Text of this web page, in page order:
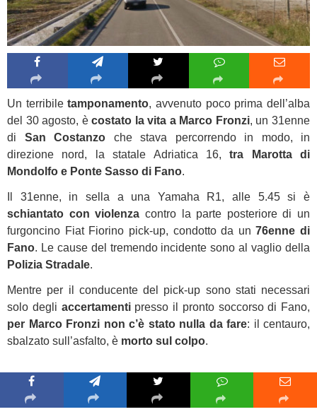
Un terribiletamponamento, avvenuto poco prima dell’alba
del 30 agosto, ècostato la vita a Marco Fronzi, un 31enne
di San Costanzo che stava percorrendo in modo, in
direzione nord, la statale Adriatica 16,tra Marotta di
Mondolfo e Ponte Sasso di Fano.
Il 31enne, in sella a una Yamaha R1, alle 5.45 si è
schiantato con violenza contro la parte posteriore di un
furgoncino Fiat Fiorino pick-up, condotto da un76enne di
Fano. Le cause del tremendo incidente sono al vaglio della
Polizia Stradale.
Mentre per il conducente del pick-up sono stati necessari
solo degli accertamentipresso il pronto soccorso di Fano,
per Marco Fronzi non c’è stato nulla da fare: il centauro,
sbalzato sull’asfalto, è morto sul colpo.
Caricamento mappa in